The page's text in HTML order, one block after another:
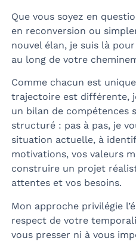
Que vous soyez en
en reconversion ou
nouvel élan, je suis là
au long de votre
Comme chacun est
trajectoire est différente,
un bilan de compétences
structuré : pas à pas, je
situation actuelle, à
motivations, vos valeurs
construire un projet
attentes et vos besoins.
Mon approche privilégie
respect de votre
vous presser ni à vous